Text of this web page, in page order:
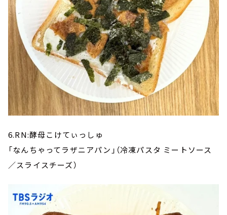
6.RN:酵母こけてぃっしゅ
「なんちゃってラザニアパン」（冷凍パスタ ミートソース
／スライスチーズ）